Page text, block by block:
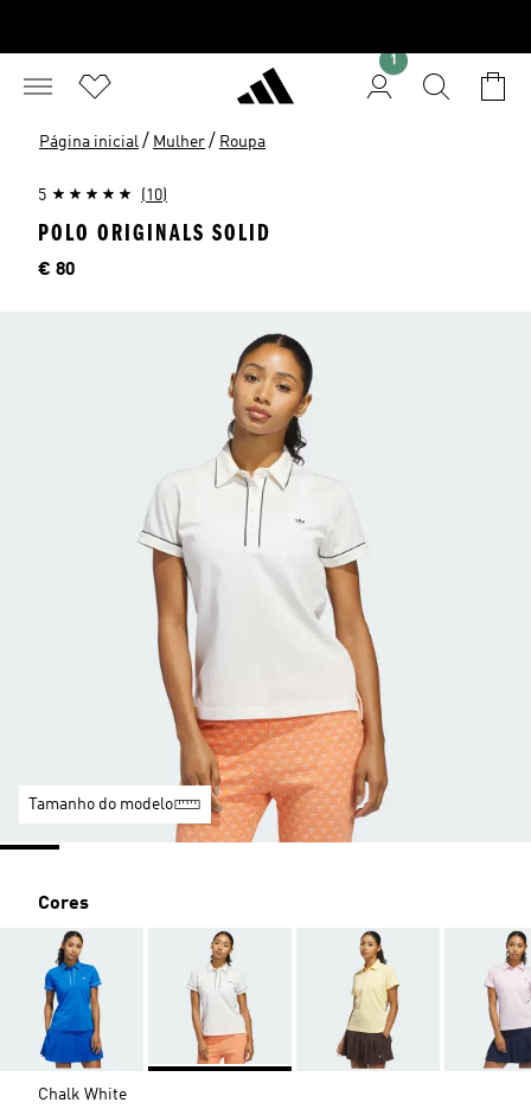
1
Página inicial / Mulher / Roupa
5 (10)
POLO ORIGINALS SOLID
Preço
€ 80
Tamanho do modelo
Cores
Chalk White